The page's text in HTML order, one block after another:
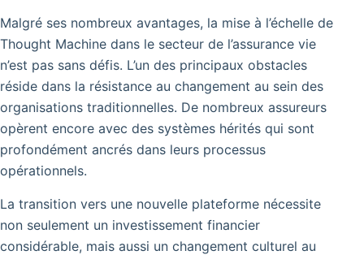
Malgré ses nombreux avantages, la mise à l’échelle de
Thought Machine dans le secteur de l’assurance vie
n’est pas sans défis. L’un des principaux obstacles
réside dans la résistance au changement au sein des
organisations traditionnelles. De nombreux assureurs
opèrent encore avec des systèmes hérités qui sont
profondément ancrés dans leurs processus
opérationnels.
La transition vers une nouvelle plateforme nécessite
non seulement un investissement financier
considérable, mais aussi un changement culturel au